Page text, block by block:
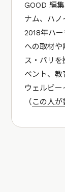
GOOD 編
ナム、ハノ
2018年ハ
への取材や
ス・パリを
ベント、教
ウェルビー
（この人